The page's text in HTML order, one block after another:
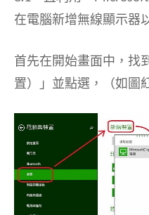
在電腦新增無線顯示器
首先在開始畫面中，找
置）」並點選，（如圖